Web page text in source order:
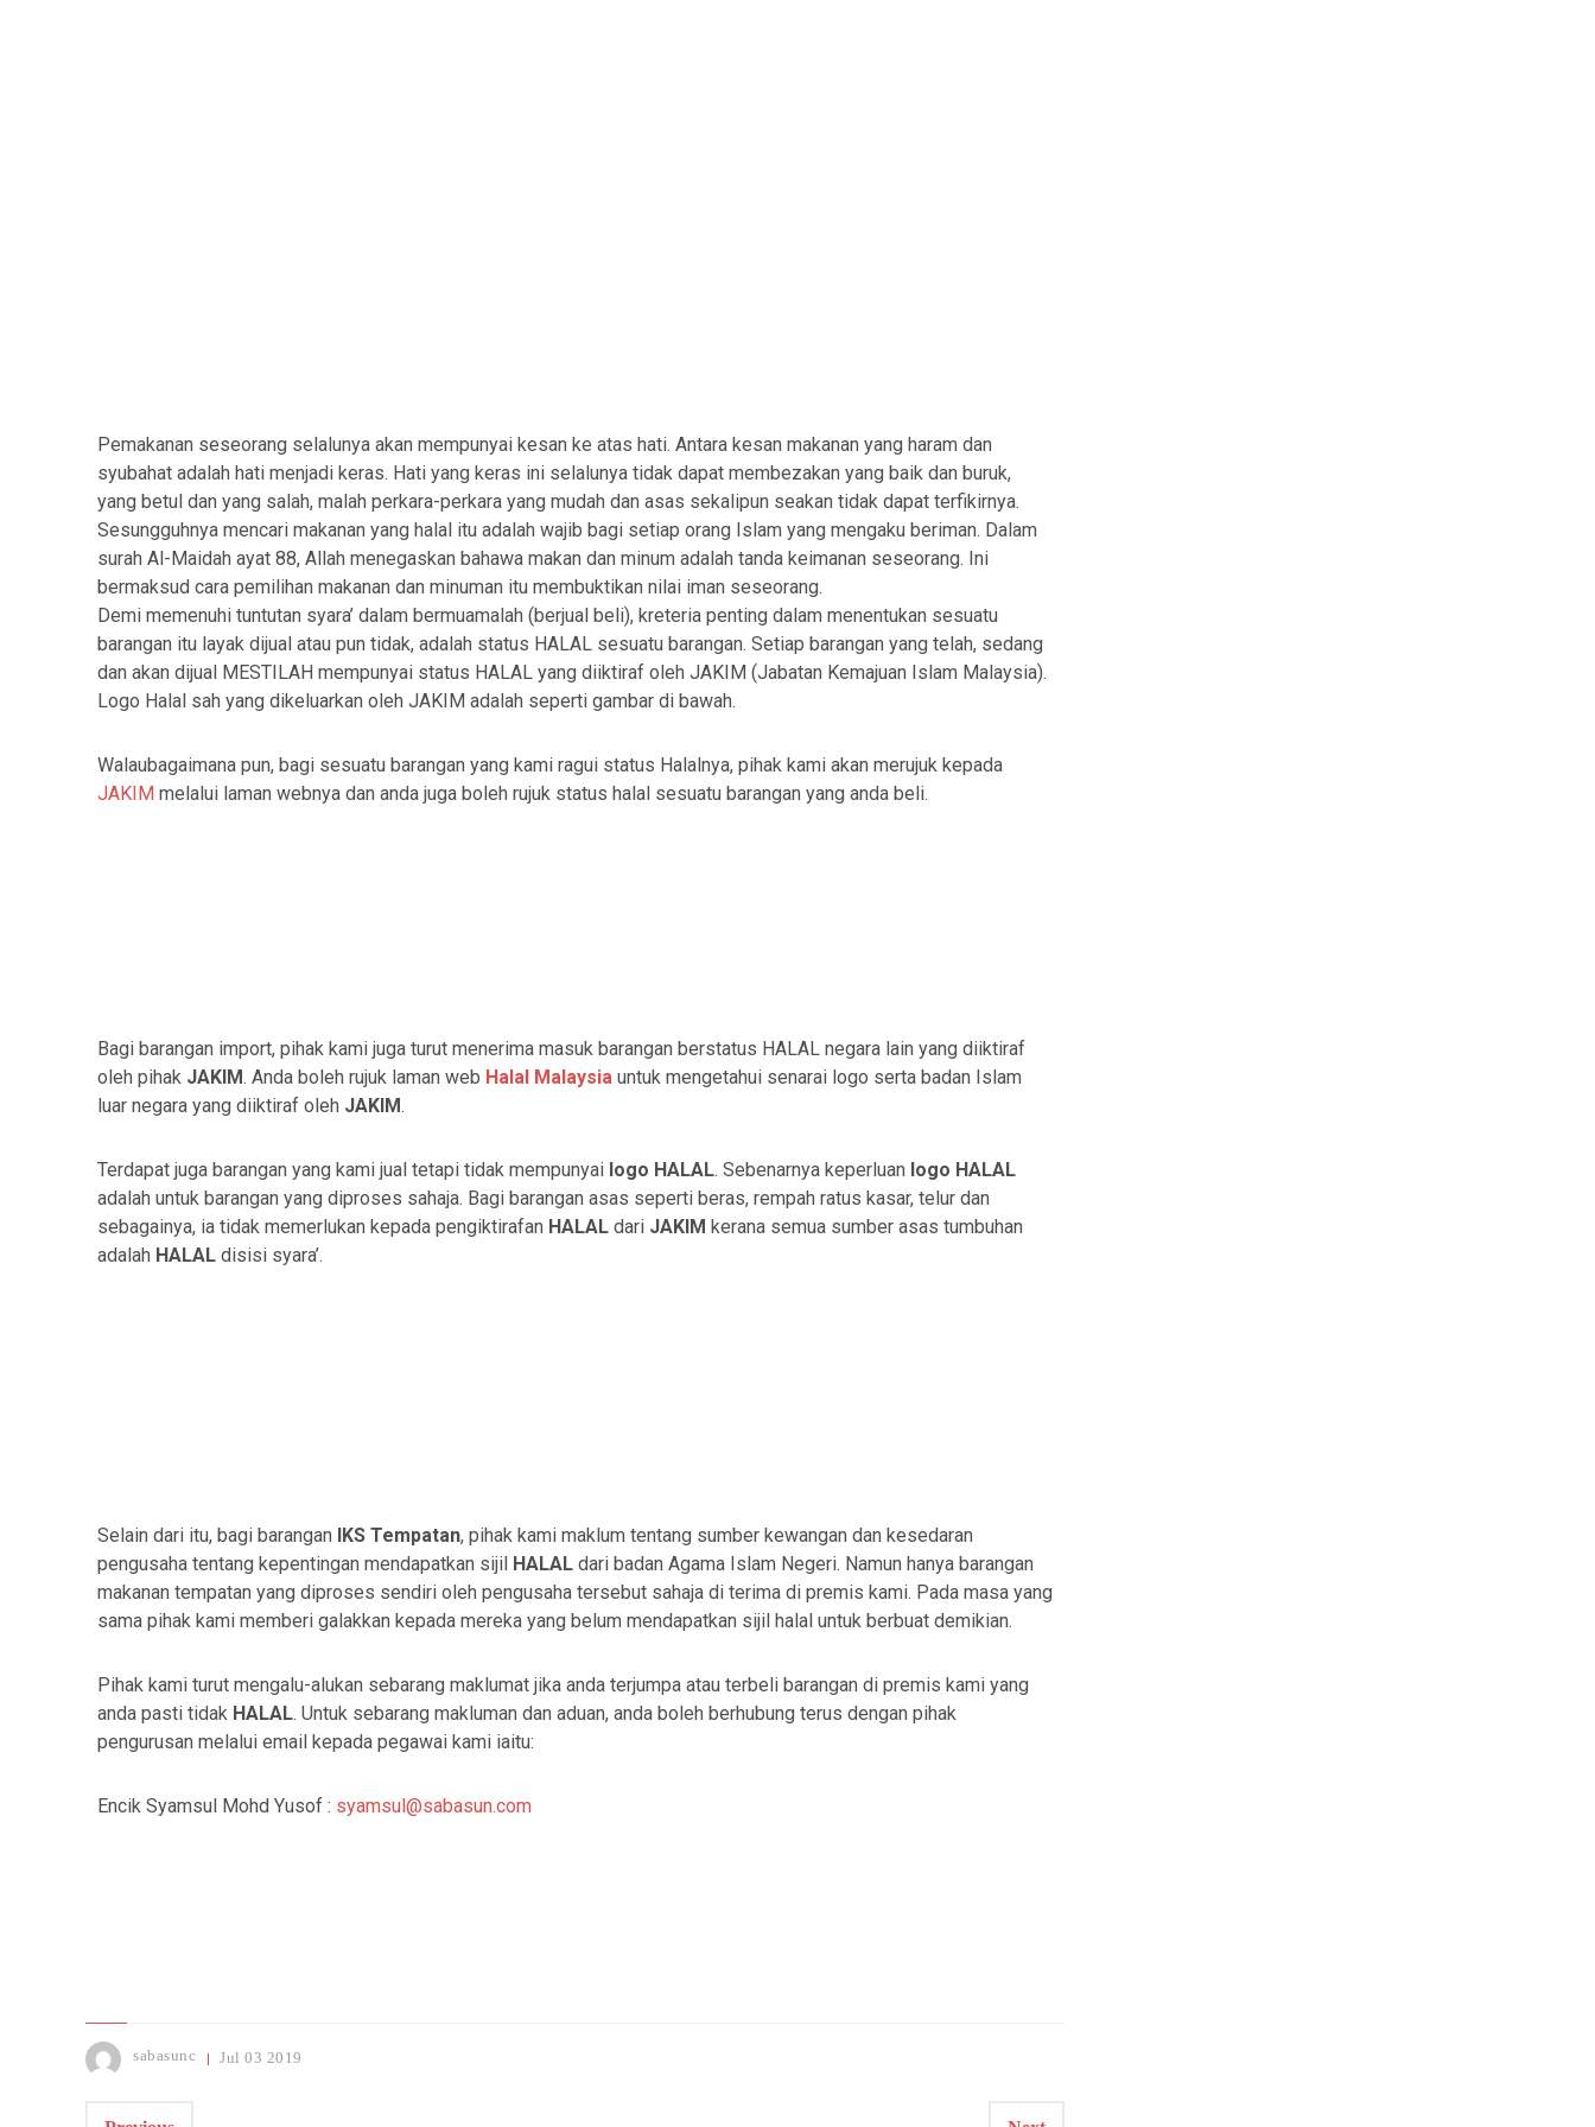
Pemakanan seseorang selalunya akan mempunyai kesan ke atas hati. Antara kesan makanan yang haram dan
syubahat adalah hati menjadi keras. Hati yang keras ini selalunya tidak dapat membezakan yang baik dan buruk,
yang betul dan yang salah, malah perkara-perkara yang mudah dan asas sekalipun seakan tidak dapat terfikirnya.
Sesungguhnya mencari makanan yang halal itu adalah wajib bagi setiap orang Islam yang mengaku beriman. Dalam
surah Al-Maidah ayat 88, Allah menegaskan bahawa makan dan minum adalah tanda keimanan seseorang. Ini
bermaksud cara pemilihan makanan dan minuman itu membuktikan nilai iman seseorang.
Demi memenuhi tuntutan syara’ dalam bermuamalah (berjual beli), kreteria penting dalam menentukan sesuatu
barangan itu layak dijual atau pun tidak, adalah status HALAL sesuatu barangan. Setiap barangan yang telah, sedang
dan akan dijual MESTILAH mempunyai status HALAL yang diiktiraf oleh JAKIM (Jabatan Kemajuan Islam Malaysia).
Logo Halal sah yang dikeluarkan oleh JAKIM adalah seperti gambar di bawah.
Walaubagaimana pun, bagi sesuatu barangan yang kami ragui status Halalnya, pihak kami akan merujuk kepada
JAKIM melalui laman webnya dan anda juga boleh rujuk status halal sesuatu barangan yang anda beli.
Bagi barangan import, pihak kami juga turut menerima masuk barangan berstatus HALAL negara lain yang diiktiraf
oleh pihak JAKIM. Anda boleh rujuk laman web Halal Malaysia untuk mengetahui senarai logo serta badan Islam
luar negara yang diiktiraf oleh JAKIM.
Terdapat juga barangan yang kami jual tetapi tidak mempunyai logo HALAL. Sebenarnya keperluan logo HALAL
adalah untuk barangan yang diproses sahaja. Bagi barangan asas seperti beras, rempah ratus kasar, telur dan
sebagainya, ia tidak memerlukan kepada pengiktirafan HALAL dari JAKIM kerana semua sumber asas tumbuhan
adalah HALAL disisi syara’.
Selain dari itu, bagi barangan IKS Tempatan, pihak kami maklum tentang sumber kewangan dan kesedaran
pengusaha tentang kepentingan mendapatkan sijil HALAL dari badan Agama Islam Negeri. Namun hanya barangan
makanan tempatan yang diproses sendiri oleh pengusaha tersebut sahaja di terima di premis kami. Pada masa yang
sama pihak kami memberi galakkan kepada mereka yang belum mendapatkan sijil halal untuk berbuat demikian.
Pihak kami turut mengalu-alukan sebarang maklumat jika anda terjumpa atau terbeli barangan di premis kami yang
anda pasti tidak HALAL. Untuk sebarang makluman dan aduan, anda boleh berhubung terus dengan pihak
pengurusan melalui email kepada pegawai kami iaitu:
Encik Syamsul Mohd Yusof : syamsul@sabasun.com
sabasunc Jul 03 2019